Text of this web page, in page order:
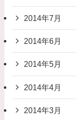
2014年7月
2014年6月
2014年5月
2014年4月
2014年3月